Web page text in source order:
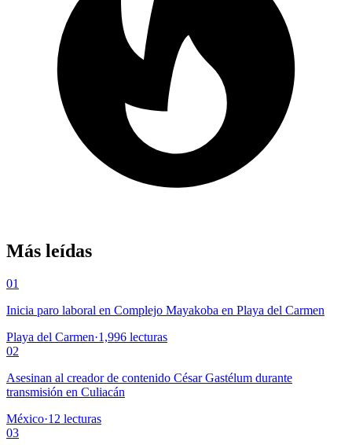
Más leídas
01
Inicia paro laboral en Complejo Mayakoba en Playa del Carmen
Playa del Carmen·1,996 lecturas
02
Asesinan al creador de contenido César Gastélum durante
transmisión en Culiacán
México·12 lecturas
03